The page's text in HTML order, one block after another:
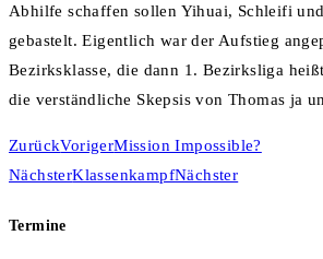
Abhilfe schaffen sollen Yihuai, Schleifi
gebastelt. Eigentlich war der Aufstieg
Bezirksklasse, die dann 1. Bezirksliga
die verständliche Skepsis von Thomas ja
ZurückVorigerMission Impossible?
NächsterKlassenkampfNächster
Termine